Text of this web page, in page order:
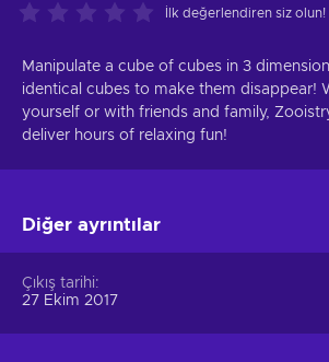
İlk değerlendiren siz olun!
Manipulate a cube of cubes in 3
identical cubes to make them disappear!
yourself or with friends and family,
deliver hours of relaxing fun!
Diğer ayrıntılar
Çıkış tarihi
27 Ekim 2017